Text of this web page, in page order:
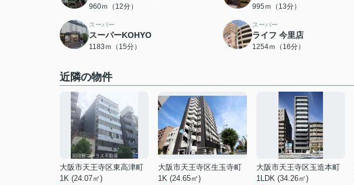
960ｍ（12分） 995ｍ（13分）
スーパー
スーパーKOHYO
1183ｍ（15分）
スーパー
ライフ 今里店
1254ｍ（16分）
近隣の物件
大阪市天王寺区東高津町
1K (24.07㎡)
大阪市天王寺区生玉寺町
1K (24.65㎡)
大阪市天王寺区玉造本町
1LDK (34.26㎡)